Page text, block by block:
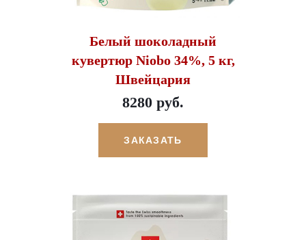
Белый шоколадный
кувертюр Niobo 34%, 5 кг,
Швейцария
8280 руб.
ЗАКАЗАТЬ